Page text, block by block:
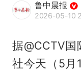
鲁中晨报
2026-05-10
据@CCTV
社今天（5月